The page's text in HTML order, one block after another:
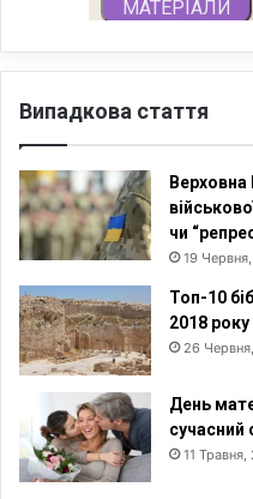
Випадкова стаття
чи
19
Топ-10
2018 року
26
День
сучасний
11